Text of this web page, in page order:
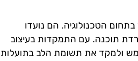
הטכנולוגיה. הם נועדו
תוכנה. עם התמקדות בעיצוב
ולמקד את תשומת הלב בתועלות